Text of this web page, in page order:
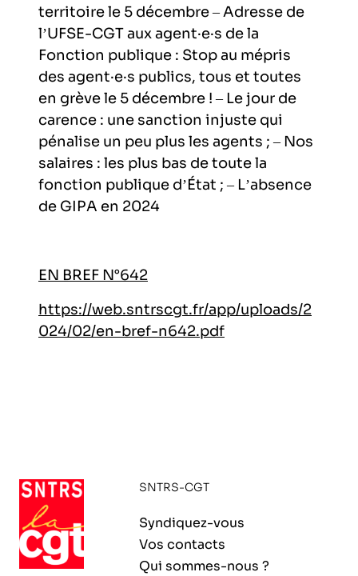
territoire le 5 décembre – Adresse de
l’UFSE-CGT aux agent·e·s de la
Fonction publique : Stop au mépris
des agent·e·s publics, tous et toutes
en grève le 5 décembre ! – Le jour de
carence : une sanction injuste qui
pénalise un peu plus les agents ; – Nos
salaires : les plus bas de toute la
fonction publique d’État ; – L’absence
de GIPA en 2024
EN BREF N°642
https://web.sntrscgt.fr/app/uploads/2
024/02/en-bref-n642.pdf
SNTRS-CGT
Syndiquez-vous
Vos contacts
Qui sommes-nous ?